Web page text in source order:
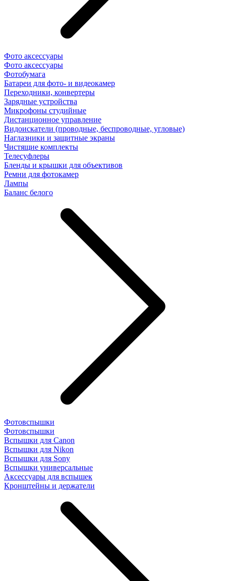
Фото аксессуары
Фото аксессуары
Фотобумага
Батареи для фото- и видеокамер
Переходники, конвертеры
Зарядные устройства
Микрофоны студийные
Дистанционное управление
Видоискатели (проводные, беспроводные, угловые)
Наглазники и защитные экраны
Чистящие комплекты
Телесуфлеры
Бленды и крышки для объективов
Ремни для фотокамер
Лампы
Баланс белого
Фотовспышки
Фотовспышки
Вспышки для Canon
Вспышки для Nikon
Вспышки для Sony
Вспышки универсальные
Аксесcуары для вспышек
Кронштейны и держатели